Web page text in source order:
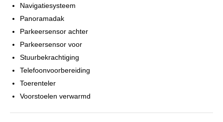
Navigatiesysteem
Panoramadak
Parkeersensor achter
Parkeersensor voor
Stuurbekrachtiging
Telefoonvoorbereiding
Toerenteler
Voorstoelen verwarmd